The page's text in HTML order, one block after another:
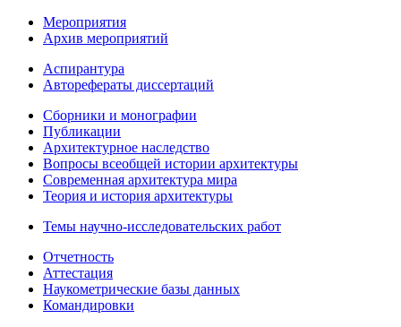
Мероприятия
Архив мероприятий
Аспирантура
Авторефераты диссертаций
Сборники и монографии
Публикации
Архитектурное наследство
Вопросы всеобщей истории архитектуры
Современная архитектура мира
Теория и история архитектуры
Темы научно-исследовательских работ
Отчетность
Аттестация
Наукометрические базы данных
Командировки